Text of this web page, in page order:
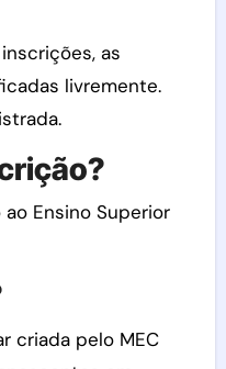
as
livremente.
Ensino Superior
criada pelo MEC